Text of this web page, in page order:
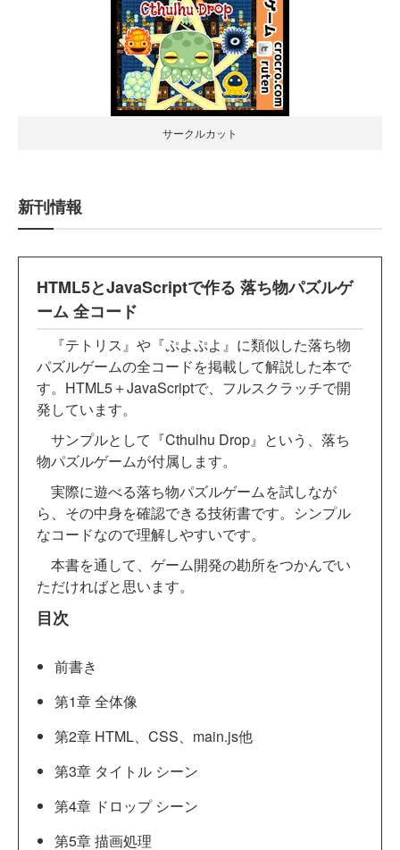
サークルカット
新刊情報
HTML5とJavaScriptで作る 落ち物パズルゲ
ーム 全コード
『テトリス』や『ぷよぷよ』に類似した落ち物
パズルゲームの全コードを掲載して解説した本で
す。HTML5＋JavaScriptで、フルスクラッチで開
発しています。
サンプルとして『Cthulhu Drop』という、落ち
物パズルゲームが付属します。
実際に遊べる落ち物パズルゲームを試しなが
ら、その中身を確認できる技術書です。シンプル
なコードなので理解しやすいです。
本書を通して、ゲーム開発の勘所をつかんでい
ただければと思います。
目次
前書き
第1章 全体像
第2章 HTML、CSS、main.js他
第3章 タイトル シーン
第4章 ドロップ シーン
第5章 描画処理